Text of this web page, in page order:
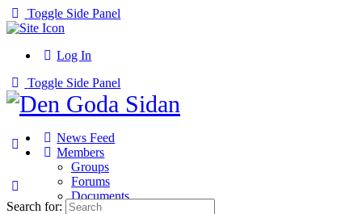
Toggle Side Panel
Log In
Toggle Side Panel
News Feed
Members
Groups
Forums
Documents
Search for: